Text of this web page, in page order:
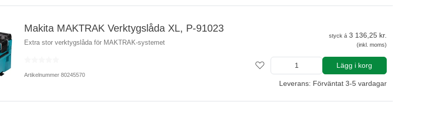
Makita MAKTRAK Verktygslåda XL, P-91023
Extra stor verktygslåda för MAKTRAK-systemet
Artikelnummer 80245570
styck á 3 136,25 kr.
(inkl. moms)
Lägg i korg
Leverans: Förväntat 3-5 vardagar